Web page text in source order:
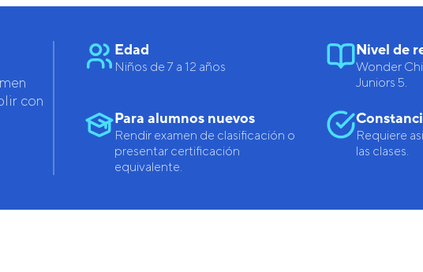
con
Edad
Niños de 7 a 12 años
Nivel de
Wonder
Juniors 5.
Para alumnos nuevos
Rendir examen de clasificación o
presentar certificación
equivalente.
Requiere
las clases.